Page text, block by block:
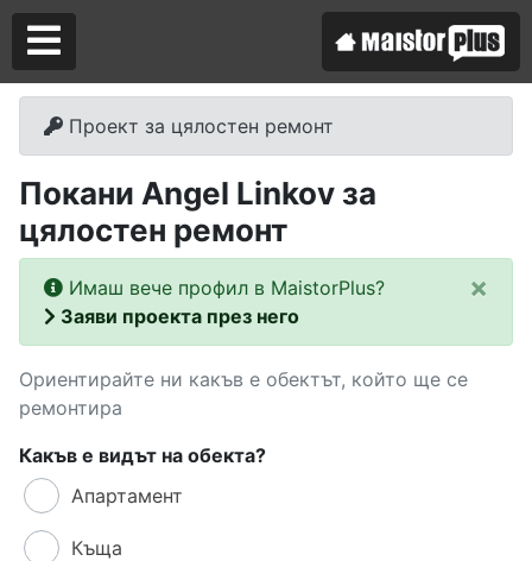
Проект за цялостен ремонт
Покани Angel Linkov за
цялостен ремонт
Имаш вече профил в MaistorPlus?
Заяви проекта през него
×
Ориентирайте ни какъв е обектът, който ще се
ремонтира
Какъв е видът на обекта?
Апартамент
Къща
Аз съм майстор
Търся майстор